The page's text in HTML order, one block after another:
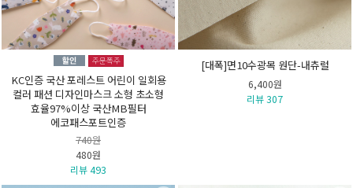
KC인증 국산 포레스트 어린이 일회용
컬러 패션 디자인마스크 소형 초소형
효율97%이상 국산MB필터
에코패스포트인증
740원
480원
리뷰 493
[대폭]면10수광목 원단-내츄럴
6,400원
리뷰 307